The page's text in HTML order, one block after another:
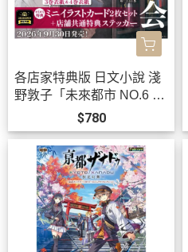
各店家特典版 日文小說 淺
野敦子「未來都市 NO.6 再
會 #4」 *9/30發售!
$780